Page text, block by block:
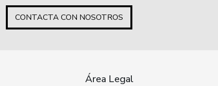
CONTACTA CON NOSOTROS
Área Legal